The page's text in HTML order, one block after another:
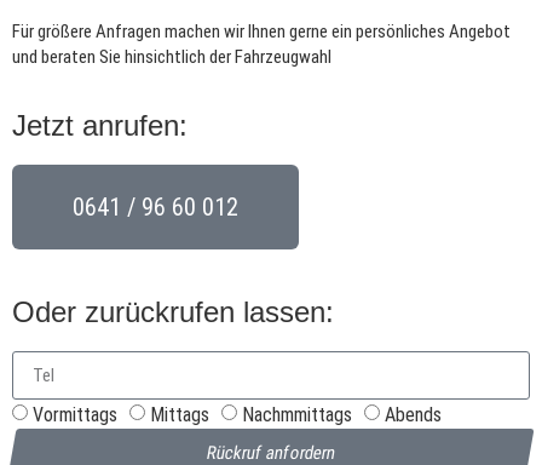
Für größere Anfragen machen wir Ihnen gerne ein persönliches Angebot
und beraten Sie hinsichtlich der Fahrzeugwahl
Jetzt anrufen:
0641 / 96 60 012
Oder zurückrufen lassen:
Vormittags Mittags Nachmmittags Abends
Rückruf anfordern